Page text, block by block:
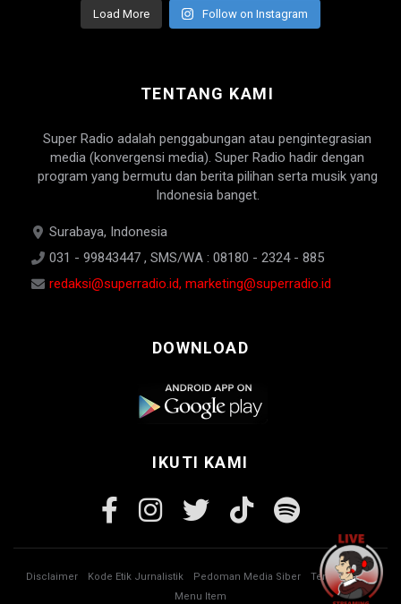
Load More Follow on Instagram
TENTANG KAMI
Super Radio adalah penggabungan atau pengintegrasian
media (konvergensi media). Super Radio hadir dengan
program yang bermutu dan berita pilihan serta musik yang
Indonesia banget.
Surabaya, Indonesia
031 - 99843447 , SMS/WA : 08180 - 2324 - 885
redaksi@superradio.id, marketing@superradio.id
DOWNLOAD
IKUTI KAMI
Disclaimer Kode Etik Jurnalistik Pedoman Media Siber
Tentang Kami
Menu Item